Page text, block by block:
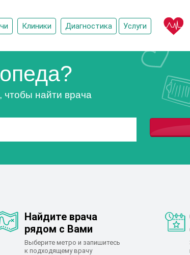
Клиники Диагностика Услуги
чтобы найти врача
Найдите врача
рядом с Вами
Выберите метро и запишитесь
к подходящему врачу